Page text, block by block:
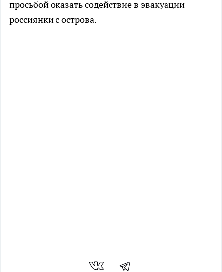
просьбой оказать содействие в эвакуации
россиянки с острова.